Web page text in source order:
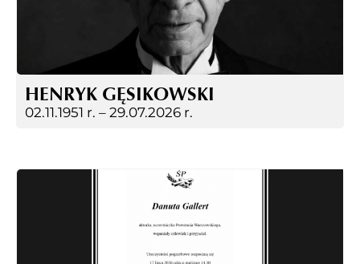
HENRYK GĘSIKOWSKI
02.11.1951 r. – 29.07.2026 r.